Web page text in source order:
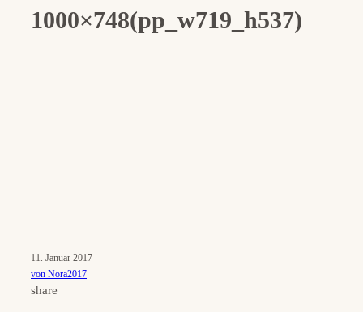
1000×748(pp_w719_h537)
11. Januar 2017
von Nora2017
share